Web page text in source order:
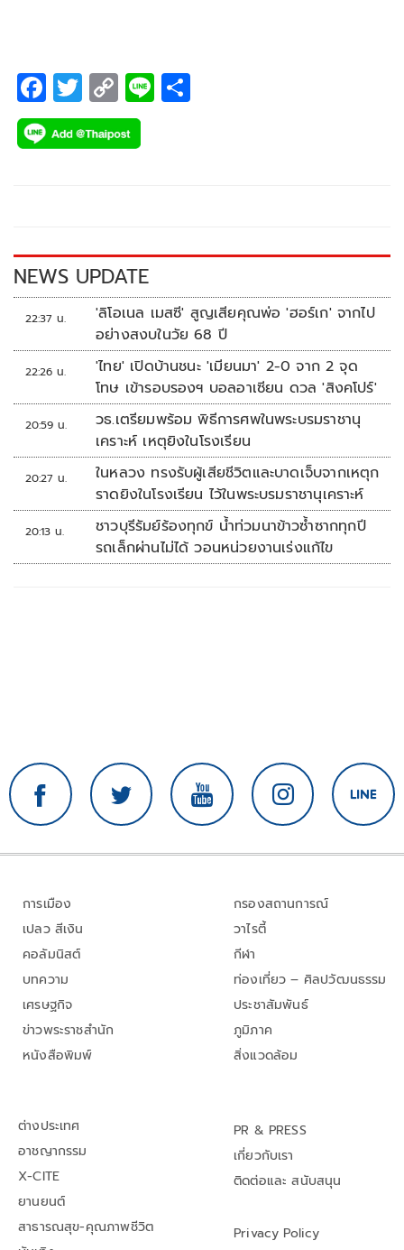
F
ac
e
k
T
wi
tt
C
o
p
k
Li
NEWS UPDATE
22:37 น.
'ลิโอเนล เมสซี' สูญเสียคุณพ่อ 'ฮอร์เก' จากไป
อย่างสงบในวัย 68 ปี
22:26 น.
'ไทย' เปิดบ้านชนะ 'เมียนมา' 2-0 จาก 2 จุด
โทษ เข้ารอบรองฯ บอลอาเซียน ดวล 'สิงคโปร์'
20:59 น.
วธ.เตรียมพร้อม พิธีการศพในพระบรมราชานุ
เคราะห์ เหตุยิงในโรงเรียน
20:27 น.
ในหลวง ทรงรับผู้เสียชีวิตและบาดเจ็บจากเหตุก
ราดยิงในโรงเรียน ไว้ในพระบรมราชานุเคราะห์
20:13 น.
ชาวบุรีรัมย์ร้องทุกข์ น้ำท่วมนาข้าวซ้ำซากทุกปี
รถเล็กผ่านไม่ได้ วอนหน่วยงานเร่งแก้ไข
การเมือง
เปลว สีเงิน
คอลัมนิสต์
บทความ
เศรษฐกิจ
ข่าวพระราชสำนัก
หนังสือพิมพ์
กรองสถานการณ์
วาไรตี้
กีฬา
ท่องเที่ยว – ศิลปวัฒนธรรม
ประชาสัมพันธ์
ภูมิภาค
สิ่งแวดล้อม
ต่างประเทศ
อาชญากรรม
X-CITE
ยานยนต์
สาธารณสุข-คุณภาพชีวิต
PR & PRESS
เกี่ยวกับเรา
ติดต่อและ สนับสนุน
Privacy Policy